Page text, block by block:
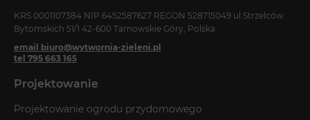
KRS 0001107384 NIP 6452587627 REGON 528715049 ul Strzelców
Bytomskich 51/1 42-600 Tarnowskie Góry, Polska
email biuro@wytwornia-zieleni.pl
tel 795 663 165
Projektowanie
Projektowanie ogrodu przydomowego